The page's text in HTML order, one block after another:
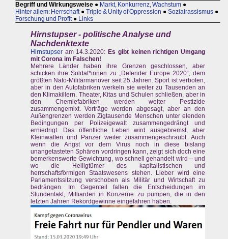
Begriff und Wirkungsweise ● Markt, Konkurrenz, Wachstum ●
Hinter allem: Herrschaft ● Triple & Unity of Oppression ● Sozialrassismus ●
Forschung und Profit ● Links
Hirnstupser - politische Analyse und
Nachdenktexte
Hirnstupser am 14.3.2020: Es gibt keinen richtigen Umgang
mit Corona im Falschen!
Mehrere Länder haben ihre Grenzen geschlossen, aber
schicken ihre Soldat*innen zu „Defender Europe 2020“, dem
größten Nato-Militärmanöver seit 25 Jahren. Sport ist verboten,
aber in den Autofabriken werkeln sie weiter zu Tausenden an
den Klimakillern. Theater, Kitas und Schulen schließen, aber in
den Chemiefabriken werden weiter Pestizide
zusammengemixt. Vorträge werden abgesagt, aber an den
Außengrenzen werden Zigtausende Menschen unter elenden
Bedingungen per Polizeigewalt zusammengedrängt und
erniedrigt. Das öffentliche Leben wird ausgebremst, aber
Kleinwaffen und Panzer weiter zusammengeschraubt. Auch
wenn die Angst vor dem Virus noch in diese bislang
unangetasteten Sphären vordringen kann, zeigt sich doch eine
bemerkenswerte Gewichtung, wo schnell gehandelt wird – und
wo die Heiligtümer des kapitalistischen und
herrschaftsförmigen Staatswesens stehen. Lieber wird eine
Parlamentssitzung verschoben als Militär und Wirtschaft zu
bedrängen. Im Gegenteil fallen die Entscheidungen im
Stundentakt, Milliarden in Konzerne zu pumpen, die in den
letzten Jahren Rekordgewinne eingefahren haben.